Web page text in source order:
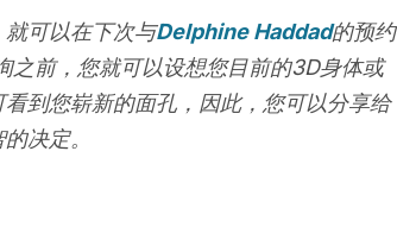
可以在下次与Delphine Haddad的预约
之前，您就可以设想您目前的3D身体或
到您崭新的面孔，因此，您可以分享给
决定。